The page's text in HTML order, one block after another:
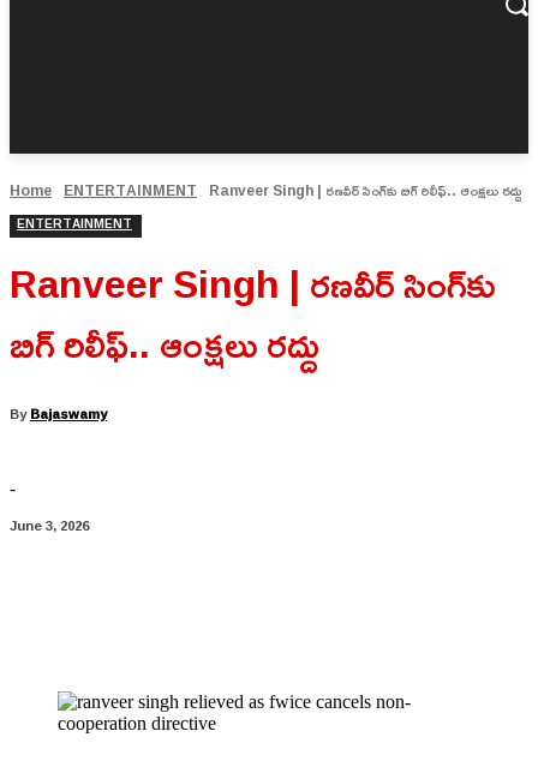
Home ENTERTAINMENT Ranveer Singh | రణవీర్ సింగ్‌కు బిగ్ రిలీఫ్.. ఆంక్షలు రద్దు
ENTERTAINMENT
Ranveer Singh | రణవీర్ సింగ్‌కు
బిగ్ రిలీఫ్.. ఆంక్షలు రద్దు
ByBajaswamy
-
June 3, 2026